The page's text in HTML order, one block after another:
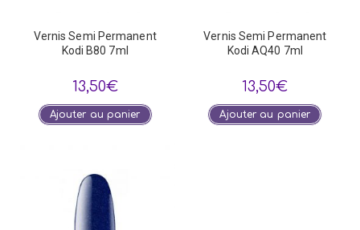
Vernis Semi Permanent
Kodi B80 7ml
13,50€
Ajouter au panier
Vernis Semi Permanent
Kodi AQ40 7ml
13,50€
Ajouter au panier